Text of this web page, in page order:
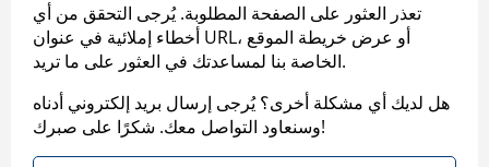
تعذر العثور على الصفحة المطلوبة. يُرجى التحقق من أي
أخطاء إملائية في عنوان URL، أو عرض خريطة الموقع
الخاصة بنا لمساعدتك في العثور على ما تريد.
هل لديك أي مشكلة أخرى؟ يُرجى إرسال بريد إلكتروني أدناه
وسنعاود التواصل معك. شكرًا على صبرك!